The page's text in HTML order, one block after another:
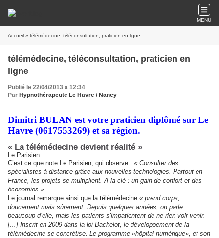
MENU
Accueil » télémédecine, téléconsultation, praticien en ligne
télémédecine, téléconsultation, praticien en
ligne
Publié le 22/04/2013 à 12:34
Par Hypnothérapeute Le Havre / Nancy
Dimitri BULAN est votre praticien diplômé sur Le
Havre (0617553269) et sa région.
« La télémédecine devient réalité »
Le Parisien
C’est ce que note Le Parisien, qui observe : « Consulter des
spécialistes à distance grâce aux nouvelles technologies. Partout en
France, les projets se multiplient. A la clé : un gain de confort et des
économies ».
Le journal remarque ainsi que la télémédecine « prend corps,
doucement mais sûrement. Depuis quelques années, on parle
beaucoup d’elle, mais les patients s’impatientent de ne rien voir venir.
[…] Inscrit en 2009 dans la loi Bachelot, le développement de la
télémédecine se concrétise. Le programme «hôpital numérique», et son